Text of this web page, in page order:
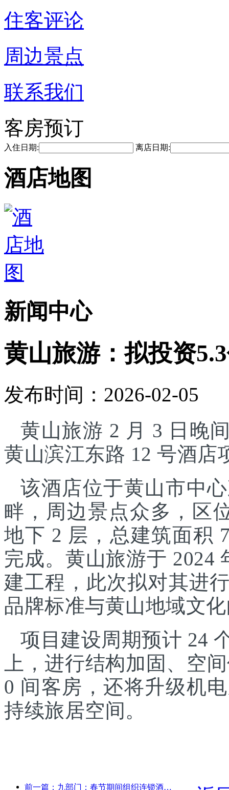
住客评论
周边景点
联系我们
客房预订
入住日期: 离店日期:
酒店地图
新闻中心
黄山旅游：拟投资
发布时间：2026-02-05
黄山旅游 2 月 3 日晚
黄山滨江东路 12 号酒店
该酒店位于黄山市中
畔，周边景点众多，区
地下 2 层，总建筑面积
完成。黄山旅游于 2024
建工程，此次拟对其进
品牌标准与黄山地域文
项目建设周期预计 24
上，进行结构加固、空
0 间客房，还将升级机
持续旅居空间。
前一篇：九部门：春节期间组织连锁酒店、精品民宿等推出优惠措施